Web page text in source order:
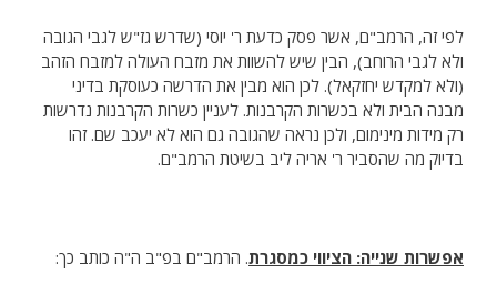
לפי זה, הרמב"ם, אשר פסק כדעת ר' יוסי (שדרש גז"ש לגבי הגובה
ולא לגבי הרוחב), הבין שיש להשוות את מזבח העולה למזבח הזהב
(ולא למקדש יחזקאל). לכן הוא מבין את הדרשה כעוסקת בדיני
מבנה הבית ולא בכשרות הקרבנות. לעניין כשרות הקרבנות נדרשות
רק מידות מינימום, ולכן נראה שהגובה גם הוא לא יעכב שם. זהו
בדיוק מה שהסביר ר' אריה ליב בשיטת הרמב"ם.
אפשרות שנייה: הציווי כמסגרת. הרמב"ם בפ"ב ה"ה כותב כך: